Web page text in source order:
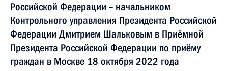
Российской Федерации – начальником
Контрольного управления Президента Российской
Федерации Дмитрием Шальковым в Приёмной
Президента Российской Федерации по приёму
граждан в Москве 18 октября 2022 года